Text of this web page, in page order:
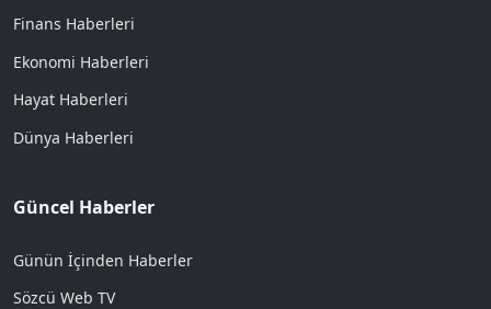
Finans Haberleri
Ekonomi Haberleri
Hayat Haberleri
Dünya Haberleri
Güncel Haberler
Günün İçinden Haberler
Sözcü Web TV